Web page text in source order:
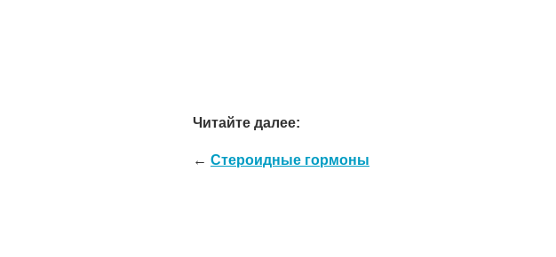
Читайте далее:
← Стероидные гормоны